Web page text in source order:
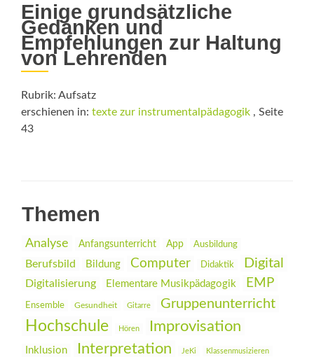
Einige grundsätzliche
Gedanken und
Empfehlungen zur Haltung
von Lehrenden
Rubrik: Aufsatz
erschienen in: texte zur instrumentalpädagogik , Seite
43
Themen
Analyse Anfangsunterricht App Ausbildung
Berufsbild Bildung Computer Didaktik Digital
Digitalisierung Elementare Musikpädagogik EMP
Ensemble Gesundheit Gitarre Gruppenunterricht
Hochschule Hören Improvisation
Inklusion Interpretation JeKi Klassenmusizieren